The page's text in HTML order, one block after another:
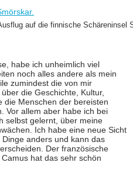
auf die finnische Schäreninsel
habe ich unheimlich viel
noch alles andere als mein
zumindest die von mir
die Geschichte, Kultur,
die Menschen der bereisten
Vor allem aber habe ich bei
selbst gelernt, über meine
Ich habe eine neue Sicht
anders und kann das
Der französische
hat das sehr schön